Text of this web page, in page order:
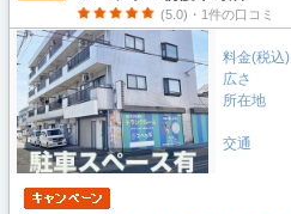
(5.0)・1件の口コミ
料金(税込)
広さ
所在地
交通